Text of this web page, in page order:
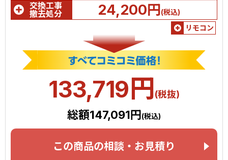
交換工事
撤去処分
24,200円(税込)
リモコン
133,719円(税抜)
総額147,091円(税込)
この商品の相談・お見積り